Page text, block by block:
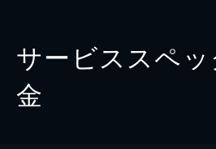
サービススペ
金